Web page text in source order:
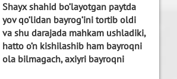
Shayx shahid bo’layotgan paytda
yov qo’lidan bayrog’ini tortib oldi
va shu darajada mahkam ushladiki,
hatto o’n kishilashib ham bayroqni
ola bilmagach, axiyri bayroqni